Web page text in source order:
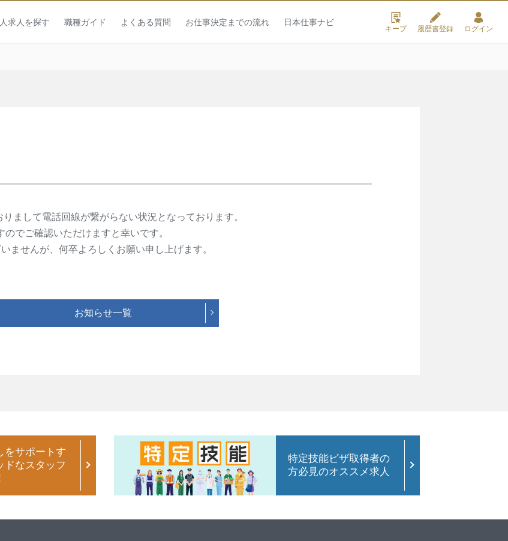
求人を探す 職種ガイド よくある質問 お仕事決定までの流れ 日本仕事ナビ
キープ 履歴書登録 ログイン
まして電話回線が繋がらない状況となっております。
でご確認いただけますと幸いです。
ませんが、何卒よろしくお願い申し上げます。
お知らせ一覧
をサポートす
ドなスタッフ
特定技能ビザ取得者の
方必見のオススメ求人